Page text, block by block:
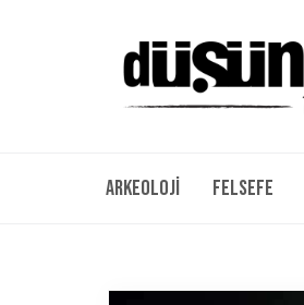
Arkeoloji Felsefe